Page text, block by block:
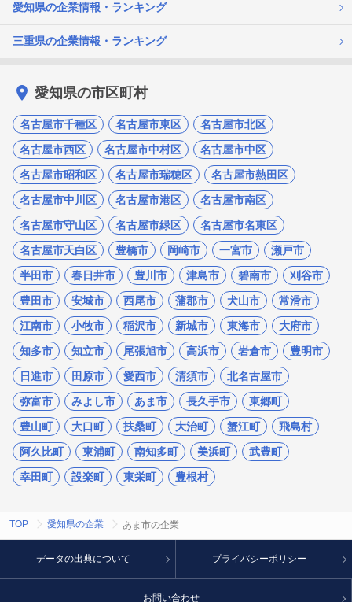
愛知県の企業情報・ランキング
三重県の企業情報・ランキング
愛知県の市区町村
名古屋市千種区 名古屋市東区
名古屋市北区
名古屋市西区
名古屋市中村区
名古屋市中区
名古屋市昭和区
名古屋市瑞穂区
名古屋市熱田区
名古屋市中川区
名古屋市港区
名古屋市南区
名古屋市守山区
名古屋市緑区
名古屋市名東区
名古屋市天白区
豊橋市 岡崎市 一宮市
瀬戸市
半田市
春日井市 豊川市 津島市 碧南市
刈谷市
豊田市
安城市 西尾市 蒲郡市 犬山市
常滑市
江南市
小牧市 稲沢市 新城市 東海市
大府市
知多市
知立市 尾張旭市 高浜市 岩倉市
豊明市
日進市
田原市 愛西市 清須市
北名古屋市
弥富市
みよし市 あま市 長久手市
東郷町
豊山町
大口町 扶桑町 大治町 蟹江町
飛島村
阿久比町
東浦町 南知多町 美浜町
武豊町
幸田町
設楽町 東栄町 豊根村
TOP 愛知県の企業 あま市の企業
データの出典について プライバシーポリシー
お問い合わせ